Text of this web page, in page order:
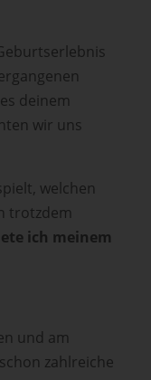
deinem
wir uns
welchen
trotzdem
ich meinem
und am
zahlreiche